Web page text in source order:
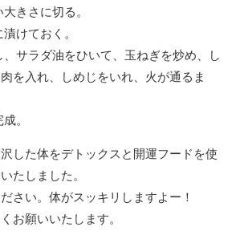
きさに切る。
けておく。
サラダ油をひいて、玉ねぎを炒め、し
を入れ、しめじをいれ、火が通るま
。
した体をデトックスと開運フードを使
たしました。
さい。体がスッキリしますよー！
お願いいたします。